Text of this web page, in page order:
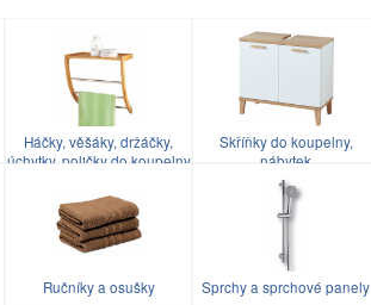
Háčky, věšáky, držáčky,
úchytky, poličky do koupelny
Skříňky do koupelny,
nábytek
Ručníky a osušky Sprchy a sprchové panely